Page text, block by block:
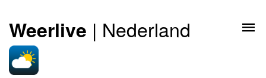
Weerlive | Nederland